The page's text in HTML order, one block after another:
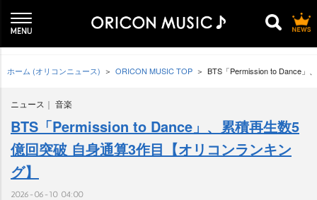
ホーム (オリコンニュース) ORICON MUSIC TOP BTS「Permission to Dance」
ニュース 音楽
BTS「Permission to Dance」、累積再生数5
億回突破 自身通算3作目【オリコンランキン
グ】
2026-06-10 04:00